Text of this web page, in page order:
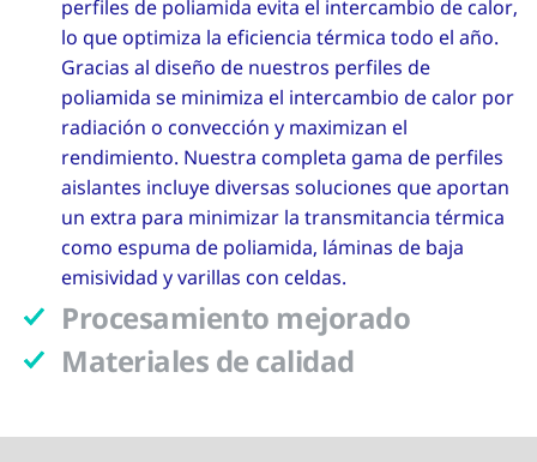
perfiles de poliamida evita el intercambio de calor,
lo que optimiza la eficiencia térmica todo el año.
Gracias al diseño de nuestros perfiles de
poliamida se minimiza el intercambio de calor por
radiación o convección y maximizan el
rendimiento. Nuestra completa gama de perfiles
aislantes incluye diversas soluciones que aportan
un extra para minimizar la transmitancia térmica
como espuma de poliamida, láminas de baja
emisividad y varillas con celdas.
Procesamiento mejorado
Materiales de calidad